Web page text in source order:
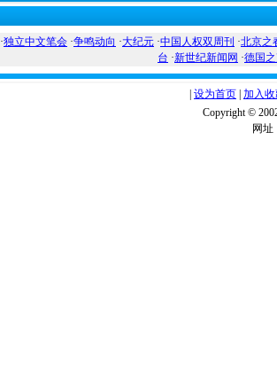
·独立中文笔会 ·争鸣动向 ·大纪元 ·中国人权双周刊 ·北京之
台 ·新世纪新闻网 ·德国
设为首页 加入
Copyright ©
网址